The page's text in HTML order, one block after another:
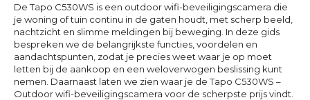
De Tapo C530WS is een outdoor wifi-beveiligingscamera die
je woning of tuin continu in de gaten houdt, met scherp beeld,
nachtzicht en slimme meldingen bij beweging. In deze gids
bespreken we de belangrijkste functies, voordelen en
aandachtspunten, zodat je precies weet waar je op moet
letten bij de aankoop en een weloverwogen beslissing kunt
nemen. Daarnaast laten we zien waar je de Tapo C530WS –
Outdoor wifi-beveiligingscamera voor de scherpste prijs vindt.